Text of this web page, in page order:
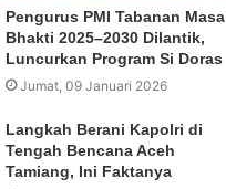
Pengurus PMI Tabanan Masa
Bhakti 2025–2030 Dilantik,
Luncurkan Program Si Doras
Jumat, 09 Januari 2026
Langkah Berani Kapolri di
Tengah Bencana Aceh
Tamiang, Ini Faktanya